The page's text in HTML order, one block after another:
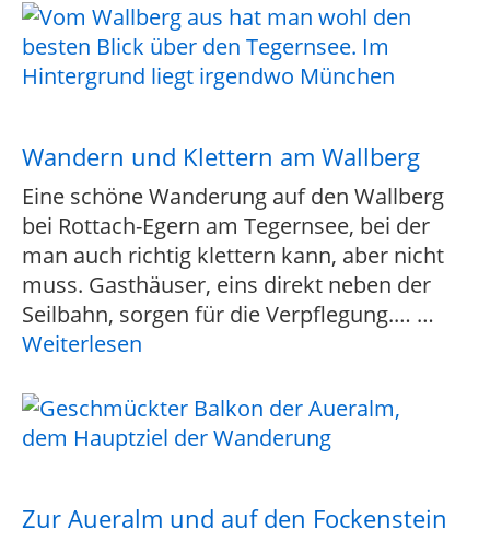
Wandern und Klettern am Wallberg
Eine schöne Wanderung auf den Wallberg
bei Rottach-Egern am Tegernsee, bei der
man auch richtig klettern kann, aber nicht
muss. Gasthäuser, eins direkt neben der
Seilbahn, sorgen für die Verpflegung.… …
Weiterlesen
Zur Aueralm und auf den Fockenstein